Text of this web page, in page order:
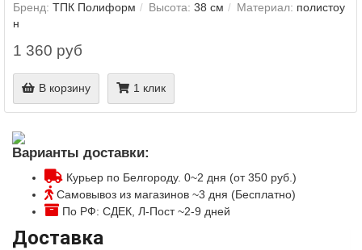
Бренд: ТПК Полиформ Высота: 38 см Материал: полистоу
н
1 360 руб
В корзину 1 клик
Варианты доставки:
Курьер по Белгороду. 0~2 дня (от 350 руб.)
Самовывоз из магазинов ~3 дня (Бесплатно)
По РФ: СДЕК, Л-Пост ~2-9 дней
Доставка